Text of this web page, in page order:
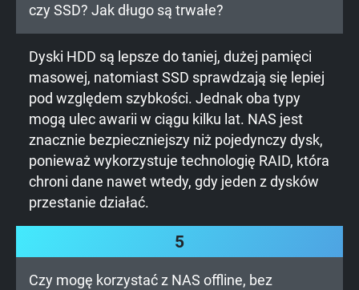
czy SSD? Jak długo są trwałe?
Dyski HDD są lepsze do taniej, dużej pamięci
masowej, natomiast SSD sprawdzają się lepiej
pod względem szybkości. Jednak oba typy
mogą ulec awarii w ciągu kilku lat. NAS jest
znacznie bezpieczniejszy niż pojedynczy dysk,
ponieważ wykorzystuje technologię RAID, która
chroni dane nawet wtedy, gdy jeden z dysków
przestanie działać.
5
Czy mogę korzystać z NAS offline, bez